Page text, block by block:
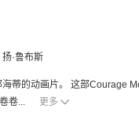
扬·鲁布斯
蒂的动画片。 这部Courage
卷...
更多